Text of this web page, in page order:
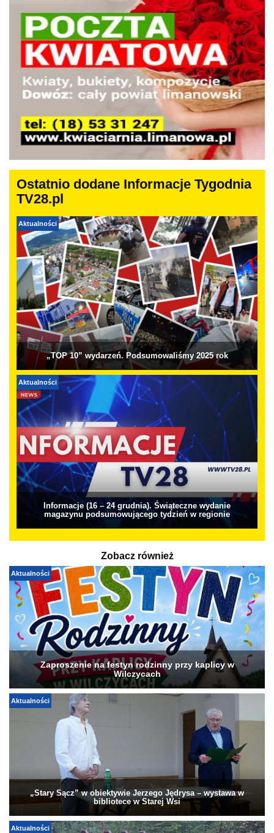
Ostatnio dodane Informacje Tygodnia
TV28.pl
Aktualności
„TOP 10” wydarzeń. Podsumowaliśmy 2025 rok
Aktualności
Informacje (16 – 24 grudnia). Świąteczne wydanie
magazynu podsumowującego tydzień w regionie
Zobacz również
Aktualności
Zaproszenie na festyn rodzinny przy kaplicy w
Wilczycach
Aktualności
„Stary Sącz” w obiektywie Jerzego Jędrysa – wystawa w
bibliotece w Starej Wsi
Aktualności